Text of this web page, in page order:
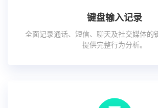
键盘输入记录
全面记录通话、短信、聊天及社交媒体的
提供完整行为分析。